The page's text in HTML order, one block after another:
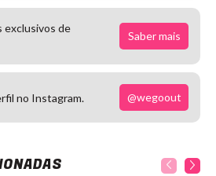
exclusivos de
Saber mais
no Instagram. @wegoout